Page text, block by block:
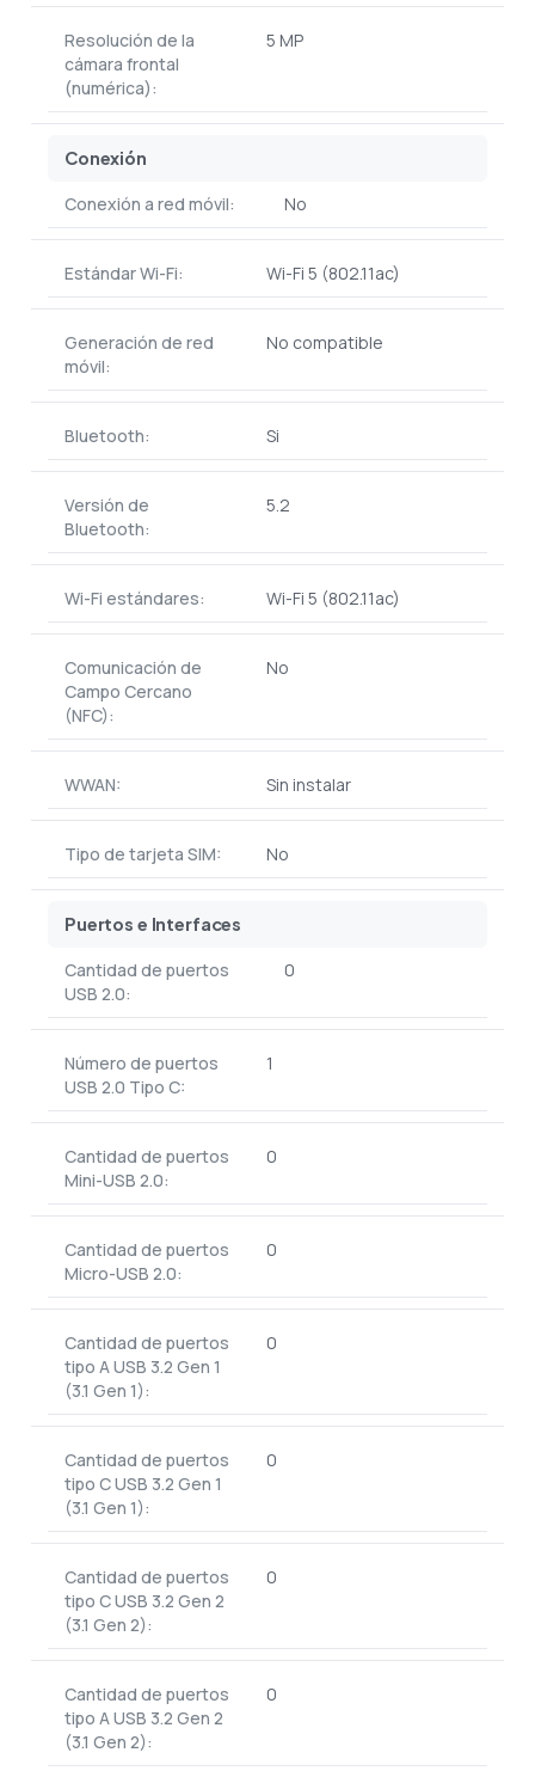
Resolución de la
cámara frontal
(numérica):
5 MP
Conexión
Conexión a red móvil: No
Estándar Wi-Fi: Wi-Fi 5 (802.11ac)
Generación de red
móvil:
No compatible
Bluetooth: Si
Versión de
Bluetooth:
5.2
Wi-Fi estándares: Wi-Fi 5 (802.11ac)
Comunicación de
Campo Cercano
(NFC):
No
WWAN: Sin instalar
Tipo de tarjeta SIM: No
Puertos e Interfaces
Cantidad de puertos
USB 2.0:
0
Número de puertos
USB 2.0 Tipo C:
1
Cantidad de puertos
Mini-USB 2.0:
0
Cantidad de puertos
Micro-USB 2.0:
0
Cantidad de puertos
tipo A USB 3.2 Gen 1
(3.1 Gen 1):
0
Cantidad de puertos
tipo C USB 3.2 Gen 1
(3.1 Gen 1):
0
Cantidad de puertos
tipo C USB 3.2 Gen 2
(3.1 Gen 2):
0
Cantidad de puertos
tipo A USB 3.2 Gen 2
(3.1 Gen 2):
0